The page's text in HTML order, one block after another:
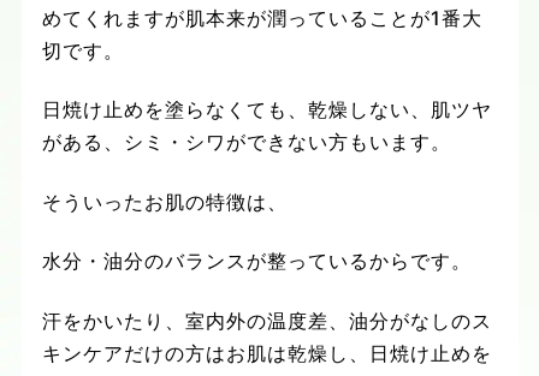
めてくれますが肌本来が潤っていることが1番大
切です。
日焼け止めを塗らなくても、乾燥しない、肌ツヤ
がある、シミ・シワができない方もいます。
そういったお肌の特徴は、
水分・油分のバランスが整っているからです。
汗をかいたり、室内外の温度差、油分がなしのス
キンケアだけの方はお肌は乾燥し、日焼け止めを